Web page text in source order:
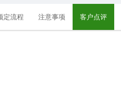
定流程 注意事项 客户点评